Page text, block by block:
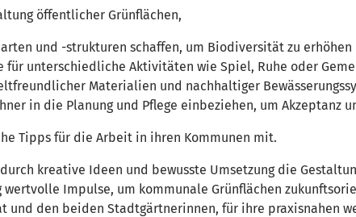
öffentlicher Grünflächen,
und -strukturen schaffen, um Biodiversität zu erhöhen
für unterschiedliche Aktivitäten wie Spiel, Ruhe oder
Materialien und nachhaltiger
in die Planung und Pflege einbeziehen, um Akzeptanz
Tipps für die Arbeit in ihren Kommunen mit.
kreative Ideen und bewusste Umsetzung die
wertvolle Impulse, um kommunale Grünflächen
und den beiden Stadtgärtnerinnen, für ihre praxisnahen